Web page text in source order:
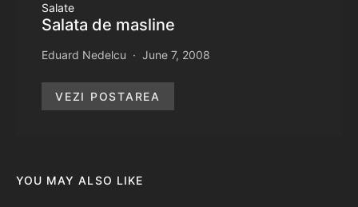
Salate
Salata de masline
Eduard Nedelcu June 7, 2008
VEZI POSTAREA
YOU MAY ALSO LIKE